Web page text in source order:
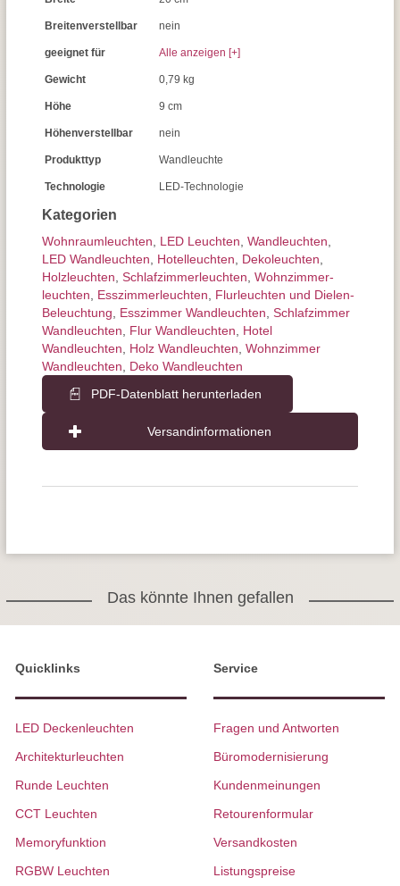
Kategorien
Wohnraum­leuchten LED Leuchten Wand­leuchten
LED Wandleuchten
Hotelleuchten Dekoleuchten
Holzleuchten Schlafzimmer­leuchten Wohnzimmer­
leuchten
Esszimmer­­leuchten
Flurleuchten und Dielen-
Beleuchtung
Esszimmer Wandleuchten Schlafzimmer
Wandleuchten
Flur Wandleuchten
Hotel
Wandleuchten
Holz Wandleuchten Wohnzimmer
Wandleuchten
Deko Wandleuchten
PDF-Datenblatt herunterladen
Versandinformationen
Breitenverstellbar nein
geeignet für Alle anzeigen [+]
Gewicht 0,79 kg
Höhe 9 cm
Höhenverstellbar nein
Produkttyp Wandleuchte
Technologie LED-Technologie
Das könnte Ihnen gefallen
Quicklinks
LED Deckenleuchten
Architekturleuchten
Runde Leuchten
CCT Leuchten
Memoryfunktion
RGBW Leuchten
Service
Fragen und Antworten
Büromodernisierung
Kundenmeinungen
Retourenformular
Versandkosten
Listungspreise